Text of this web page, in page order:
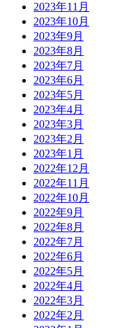
2023年11月
2023年10月
2023年9月
2023年8月
2023年7月
2023年6月
2023年5月
2023年4月
2023年3月
2023年2月
2023年1月
2022年12月
2022年11月
2022年10月
2022年9月
2022年8月
2022年7月
2022年6月
2022年5月
2022年4月
2022年3月
2022年2月